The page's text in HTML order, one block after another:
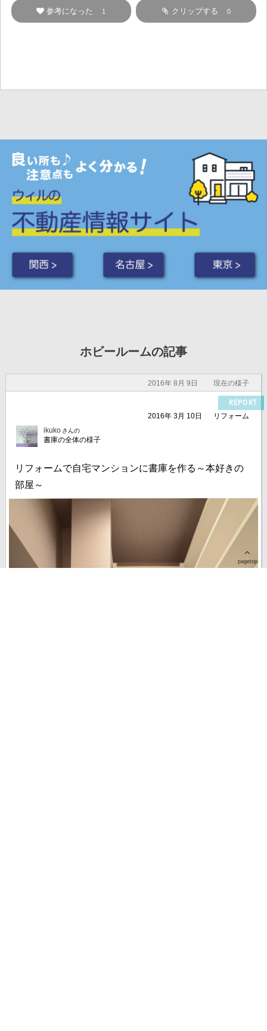
クリップする 0
参考になった 1
関西 > 名古屋 > 東京 >
ホビールームの記事
2016年 8月 9日 現在の様子
REPORT
2016年 3月 10日
リフォーム
ikuko さんの
書庫の全体の様子
リフォームで自宅マンションに書庫を作る～本好きの
部屋～
pagetop